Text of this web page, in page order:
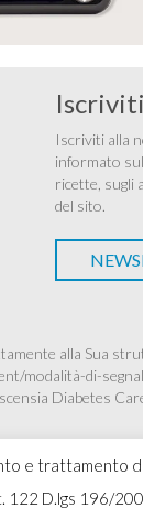
e trattamento
122 D.lgs 196/
Iscriviti alla
informato
ricette, sugli
del sito.
alla Sua
modalità-di-
Diabetes